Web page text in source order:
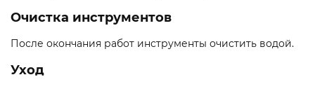
Очистка инструментов
После окончания работ инструменты очистить водой.
Уход